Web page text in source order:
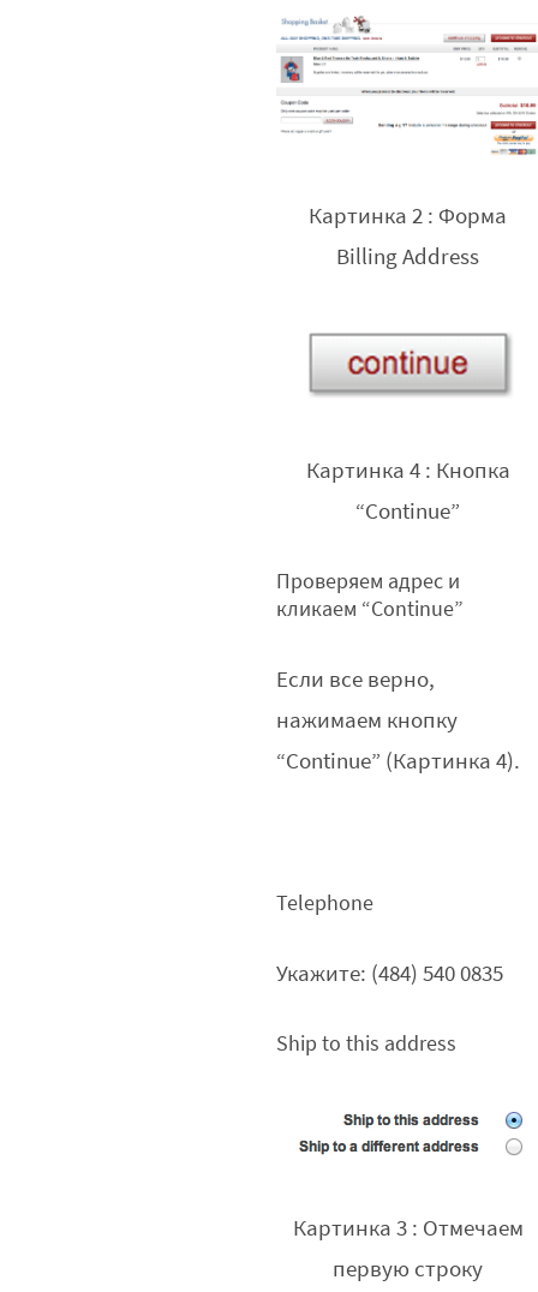
Картинка 2 : Форма
Billing Address
Картинка 4 : Кнопка
“Continue”
Проверяем адрес и
кликаем “Continue”
Если все верно,
нажимаем кнопку
“Continue” (Картинка 4).
Telephone
Укажите: (484) 540 0835
Ship to this address
Картинка 3 : Отмечаем
первую строку